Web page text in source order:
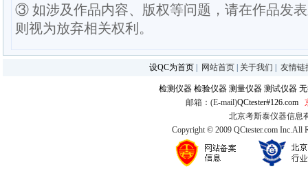
③ 如涉及作品内容、版权等问题，请在作品发
则视为放弃相关权利。
设QC为首页 网站首页 关于我们 友情链
检测仪器 检验仪器 测量仪器 测试仪器
邮箱：(E-mail)QCtester#126.com
北京考斯泰仪器信息
Copyright © 2009 QCtester.com Inc.All